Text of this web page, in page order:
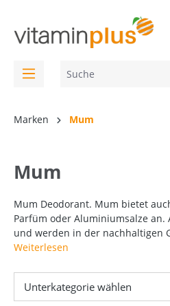
Marken Mum
Mum
Mum Deodorant. Mum bietet
Parfüm oder Aluminiumsalze an.
und werden in der nachhaltigen
Weiterlesen